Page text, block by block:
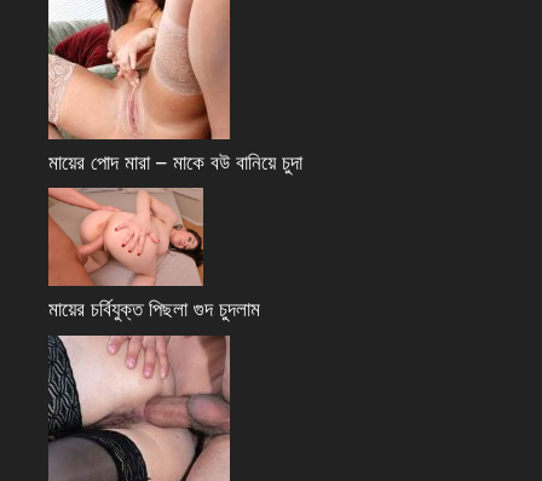
মায়ের পোদ মারা – মাকে বউ বানিয়ে চুদা
মায়ের চর্বিযুক্ত পিছলা গুদ চুদলাম